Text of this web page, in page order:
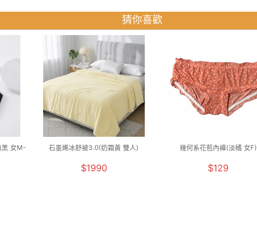
猜你喜歡
黑 女M-
石墨烯冰舒被3.0(奶霜黃 雙人)
$1990
幾何系花苞內褲(淡橘 女F)
$129